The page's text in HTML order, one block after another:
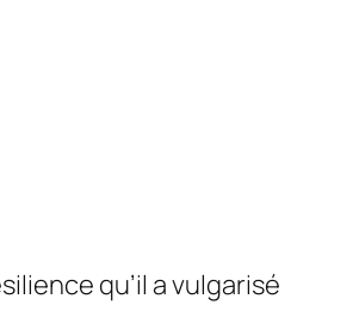
qu’il a vulgarisé